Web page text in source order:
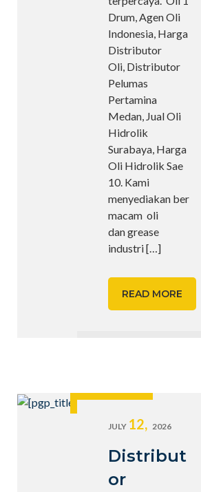
Drum, Agen Oli
Indonesia, Harga
Distributor
Oli, Distributor
Pelumas
Pertamina
Medan, Jual Oli
Hidrolik
Surabaya, Harga
Oli Hidrolik Sae
10. Kami
menyediakan ber
macam oli
dan grease
industri[…]
READ MORE
JULY 12, 2026
Distribut
or